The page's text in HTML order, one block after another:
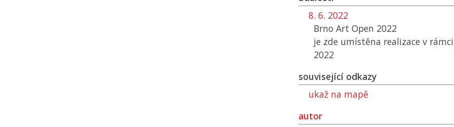
8. 6. 2022
Brno Art Open 2022
je zde umístěna realizace v
2022
související odkazy
ukaž na mapě
autor